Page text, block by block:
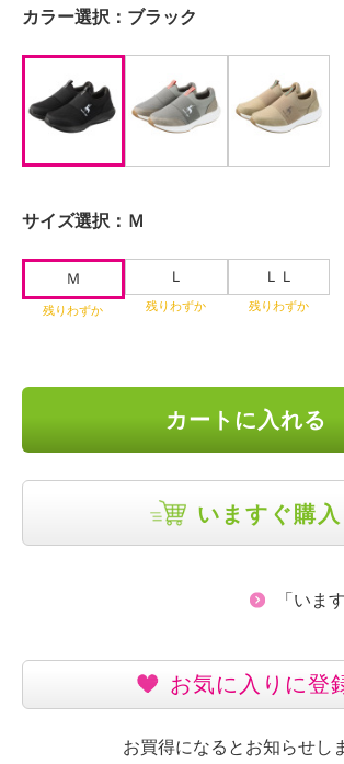
カラー選択： ブラック
サイズ選択： Ｍ
Ｍ
残りわずか
Ｌ
残りわずか
ＬＬ
残りわずか
カートに入れる
いますぐ購入
「いま
お気に入りに登
お買得になるとお知らせし